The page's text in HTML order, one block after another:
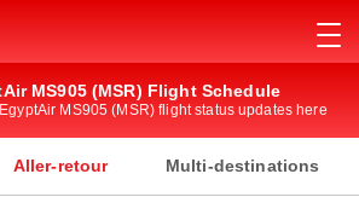
MS905 (MSR) Flight Schedule
MS905 (MSR) flight status updates here
Aller-retour Multi-destinations